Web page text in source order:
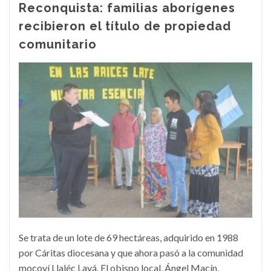
Reconquista: familias aborígenes
recibieron el título de propiedad
comunitario
Se trata de un lote de 69 hectáreas, adquirido en 1988
por Cáritas diocesana y que ahora pasó a la comunidad
mocoví Llaléc Lavá. El obispo local, Ángel Macín,